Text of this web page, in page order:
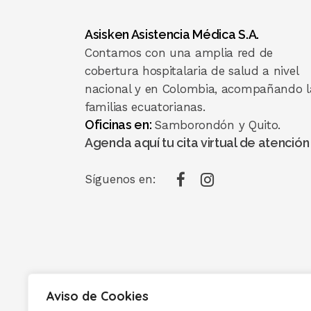
Aviso de Cookies
Asisken Asistencia Médica S.A.
Contamos con una amplia red de
cobertura hospitalaria de salud a nivel
nacional y en Colombia, acompañando
familias ecuatorianas.
Oficinas en: Samborondón y Quito.
Agenda aquí tu cita virtual de atención
Síguenos en: